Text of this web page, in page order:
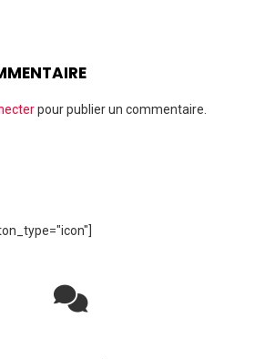
pour publier un commentaire.